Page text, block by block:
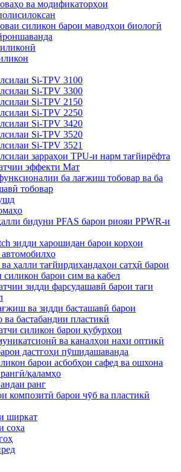
ва модификаторҳои
силикон барои маводҳои биологӣ
Si-TPV 3100
Si-TPV 3300
Si-TPV 2150
Si-TPV 2250
Si-TPV 3420
Si-TPV 3520
Si-TPV 3521
зарраҳои TPU-и нарм тағйирёфта
эффекти Мат
ба лағжиш тобовар ва ба
тобовар
бидуни PFAS барои риояи PPWR-и
зидди харошидан барои корҳои
ҳалли тағйирдиҳандаҳои сатҳӣ барои
силикон барои сим ва кабел
зидди фарсудашавӣ барои таги
ва зидди басташавӣ барои
ва бастабандии пластикӣ
силикон барои қубурҳои
ва каналҳои нахи оптикӣ
дастгоҳи пӯшидашаванда
барои асбобҳои сафед ва ошхона
қаламҳо
ранг
композитӣ барои чӯб ва пластикӣ
ширкат
соҳа